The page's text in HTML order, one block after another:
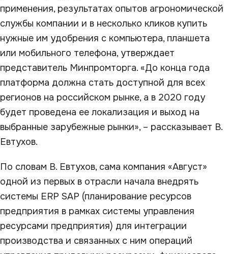
применения, результатах опытов агрономической
службы компании и в несколько кликов купить
нужные им удобрения с компьютера, планшета
или мобильного телефона, утверждает
представитель Минпромторга. «До конца года
платформа должна стать доступной для всех
регионов на российском рынке, а в 2020 году
будет проведена ее локализация и выход на
выбранные зарубежные рынки», – рассказывает В.
Евтухов.
По словам В. Евтухов, сама компания «Август»
одной из первых в отрасли начала внедрять
системы ERP SAP (планирование ресурсов
предприятия в рамках системы управления
ресурсами предприятия) для интеграции
производства и связанных с ним операций